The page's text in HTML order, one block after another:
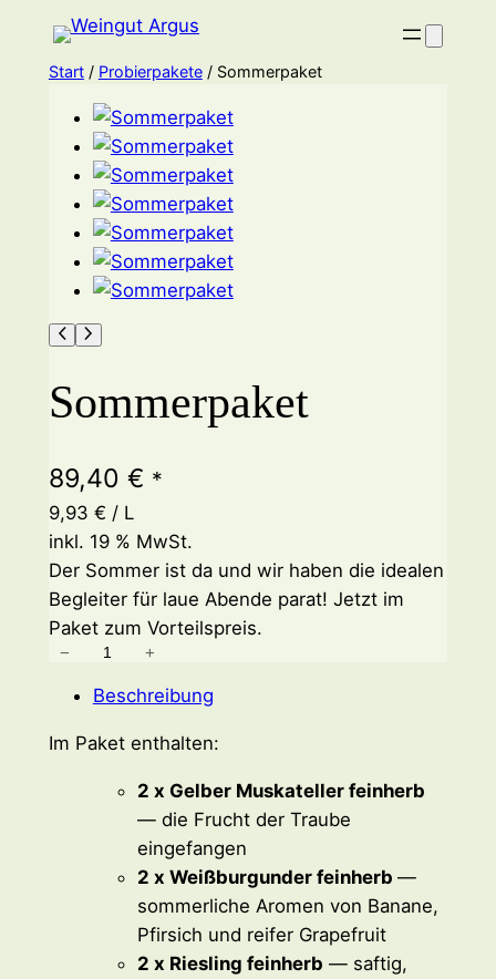
springen
Start/ Probierpakete/ Sommerpaket
Sommerpaket
89,40 € *
9,93 € / L
inkl. 19 % MwSt.
Der Sommer ist da und wir haben die idealen
Begleiter für laue Abende parat! Jetzt im
Paket zum Vorteilspreis.
m
− +
Beschreibung
Im Paket enthalten:
2 x Gelber Muskateller feinherb
— die Frucht der Traube
eingefangen
2 x Weißburgunder feinherb —
sommerliche Aromen von Banane,
Pfirsich und reifer Grapefruit
2 x Riesling feinherb — saftig,